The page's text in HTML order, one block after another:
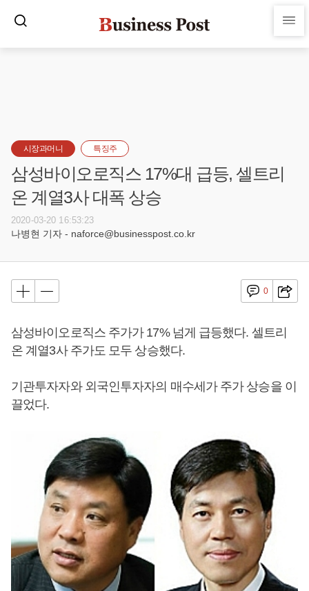
시장과머니 특징주
삼성바이오로직스 17%대 급등, 셀트리
온 계열3사 대폭 상승
2020-03-20 16:53:23
나병현 기자 - naforce@businesspost.co.kr
0
삼성바이오로직스 주가가 17% 넘게 급등했다. 셀트리
온 계열3사 주가도 모두 상승했다.
기관투자자와 외국인투자자의 매수세가 주가 상승을 이
끌었다.